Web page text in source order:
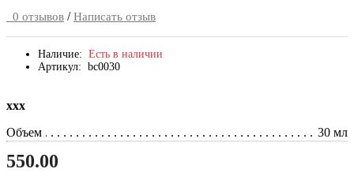
0 отзывов / Написать отзыв
Наличие: Есть в наличии
Артикул: bc0030
ххх
Объем
30 мл
550.00